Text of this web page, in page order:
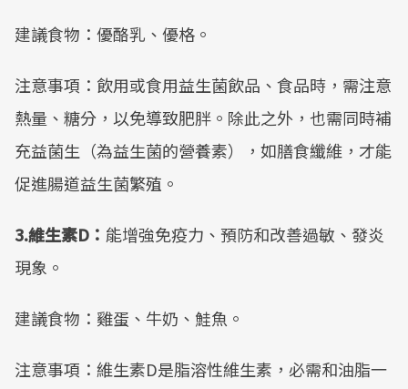
建議食物：優酪乳、優格。
注意事項：飲用或食用益生菌飲品、食品時，需注意
熱量、糖分，以免導致肥胖。除此之外，也需同時補
充益菌生（為益生菌的營養素），如膳食纖維，才能
促進腸道益生菌繁殖。
3.維生素D： 能增強免疫力、預防和改善過敏、發炎
現象。
建議食物：雞蛋、牛奶、鮭魚。
注意事項：維生素D是脂溶性維生素，必需和油脂一